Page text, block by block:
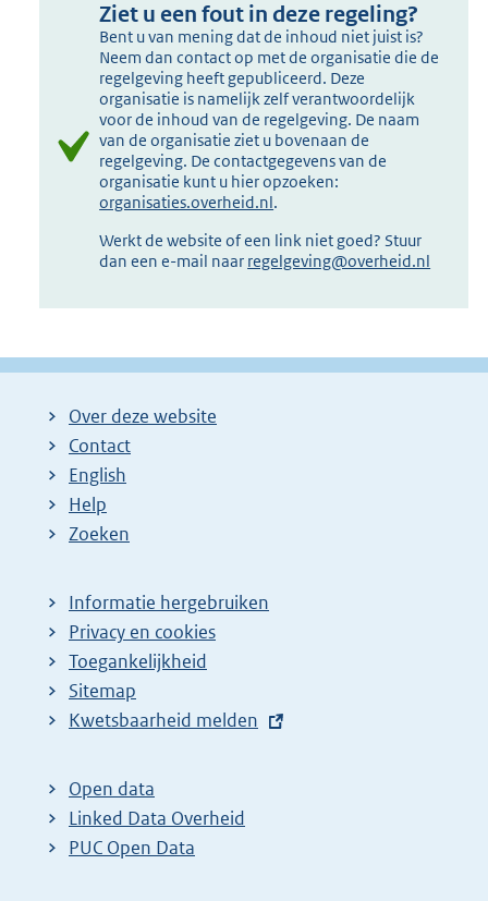
Ziet u een fout in deze regeling?
Bent u van mening dat de inhoud niet juist is?
Neem dan contact op met de organisatie die de
regelgeving heeft gepubliceerd. Deze
organisatie is namelijk zelf verantwoordelijk
voor de inhoud van de regelgeving. De naam
van de organisatie ziet u bovenaan de
regelgeving. De contactgegevens van de
organisatie kunt u hier opzoeken:
organisaties.overheid.nl.
Werkt de website of een link niet goed? Stuur
dan een e-mail naar regelgeving@overheid.nl
Over deze website
Contact
English
Help
Zoeken
Informatie hergebruiken
Privacy en cookies
Toegankelijkheid
Sitemap
E
t
e
r
Kwetsbaarheid melden
Open data
Linked Data Overheid
PUC Open Data